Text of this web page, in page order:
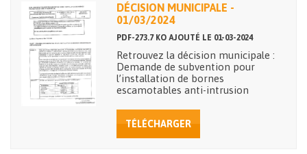
DÉCISION MUNICIPALE -
01/03/2024
PDF-273.7 KO AJOUTÉ LE 01-03-2024
Retrouvez la décision municipale :
Demande de subvention pour
l’installation de bornes
escamotables anti-intrusion
TÉLÉCHARGER